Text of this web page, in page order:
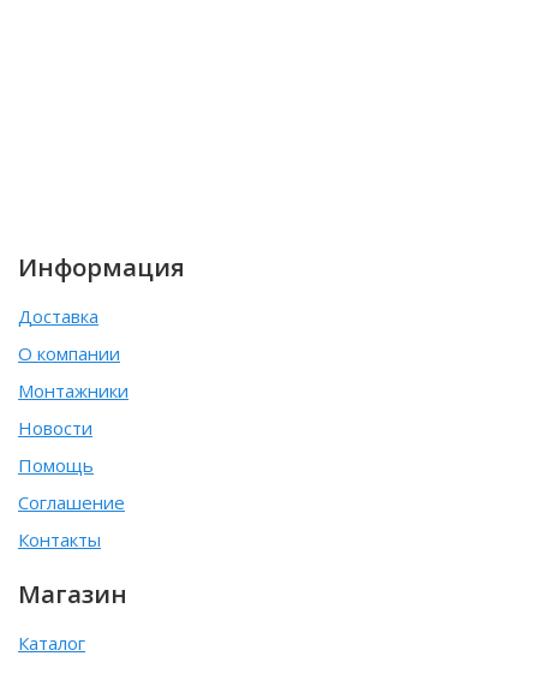
Информация
Доставка
О компании
Монтажники
Новости
Помощь
Соглашение
Контакты
Магазин
Каталог